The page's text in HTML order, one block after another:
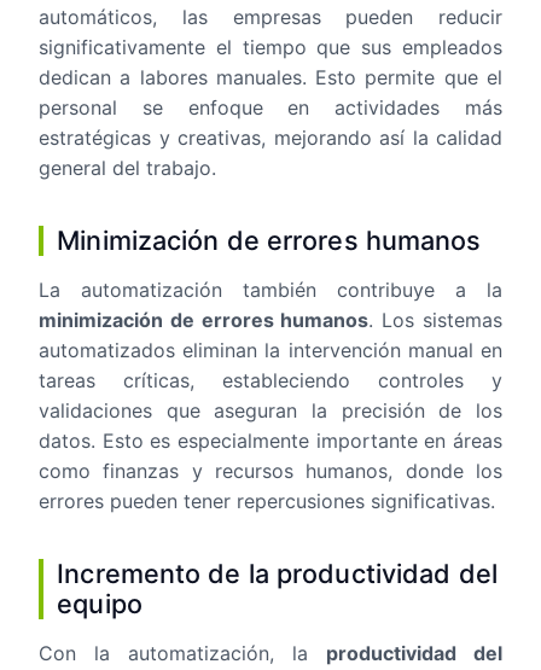
automáticos, las empresas pueden reducir
significativamente el tiempo que sus empleados
dedican a labores manuales. Esto permite que el
personal se enfoque en actividades más
estratégicas y creativas, mejorando así la calidad
general del trabajo.
Minimización de errores humanos
La automatización también contribuye a la
minimización de errores humanos. Los sistemas
automatizados eliminan la intervención manual en
tareas críticas, estableciendo controles y
validaciones que aseguran la precisión de los
datos. Esto es especialmente importante en áreas
como finanzas y recursos humanos, donde los
errores pueden tener repercusiones significativas.
Incremento de la productividad del
equipo
Con la automatización, la productividad del